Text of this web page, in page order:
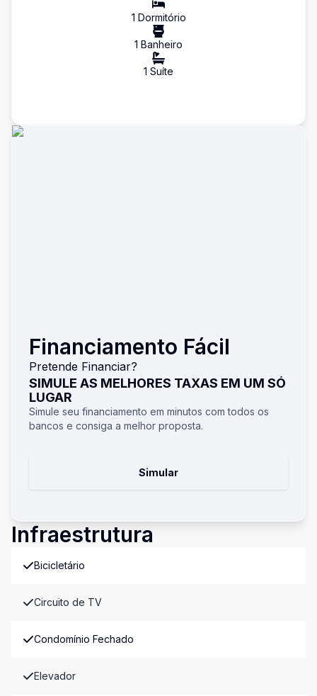
1 Dormitório
1 Banheiro
1 Suíte
Financiamento Fácil
Pretende Financiar?
SIMULE AS MELHORES TAXAS EM UM SÓ
LUGAR
Simule seu financiamento em minutos com todos os
bancos e consiga a melhor proposta.
Simular
Infraestrutura
Bicicletário
Circuito de TV
Condomínio Fechado
Elevador